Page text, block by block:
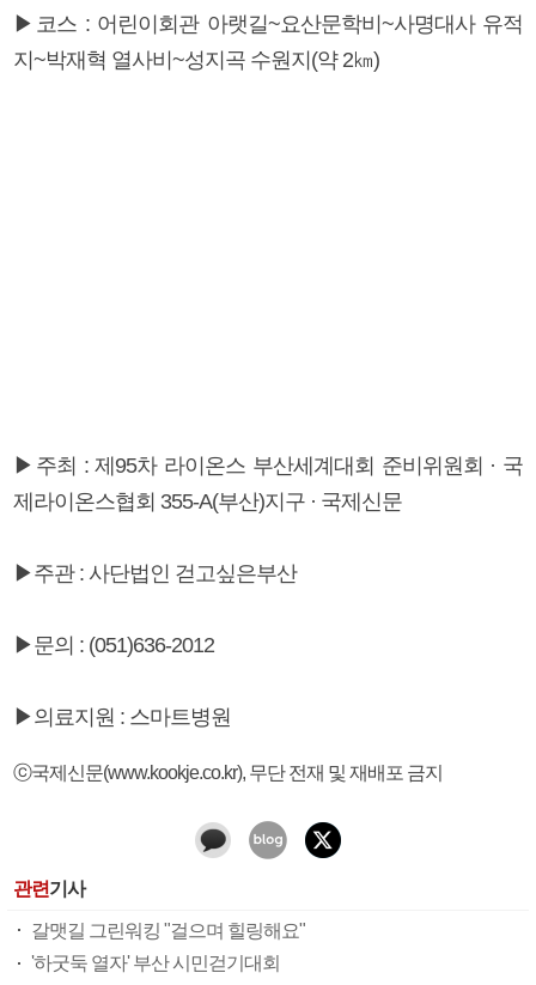
▶코스 : 어린이회관 아랫길~요산문학비~사명대사 유적
지~박재혁 열사비~성지곡 수원지(약 2㎞)
▶주최 : 제95차 라이온스 부산세계대회 준비위원회 · 국
제라이온스협회 355-A(부산)지구 · 국제신문
▶주관 : 사단법인 걷고싶은부산
▶문의 : (051)636-2012
▶의료지원 : 스마트병원
ⓒ국제신문(www.kookje.co.kr), 무단 전재 및 재배포 금지
관련기사
갈맷길 그린워킹 "걸으며 힐링해요"
'하굿둑 열자' 부산 시민걷기대회